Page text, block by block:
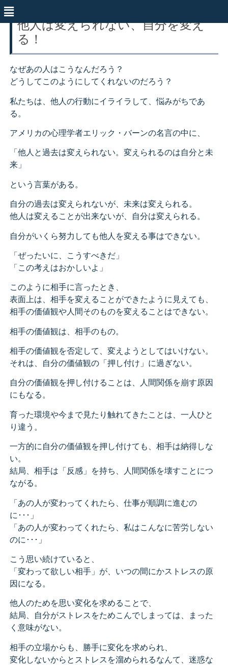
他人は変えられない、自分を変え
る！
なぜあの人はこうなんだろう？
どうしてこのようにしてくれないのだろう？
私たちは、他人の行動にイライラして、悩みがちであ
る。
アメリカの心理学者エリック・バーンの名言の中に、
「他人と過去は変えられない。変えられるのは自分と未
来」
という言葉がある。
自分の過去は変えられないが、未来は変えられる。
他人は変えることが出来ないが、自分は変えられる。
自分がいくら努力しても他人を変える事はできない。
「ぜったいに、こうすべきだ」
「この考えはおかしいよ」
このように相手に言ったとき、
表面上は、相手を変えることができたように見えても、
相手の価値観や人間そのものを変えることはできない。
相手の価値観は、相手のもの。
相手の価値観を否定して、変えようとしてはいけない。
それは、自分の価値観の「押し付け」に過ぎない。
自分の価値観を押し付けることは、人間関係を崩す原因
にもなる。
育った環境や今まで見たり触れてきたことは、一人ひと
り違う。
一方的に自分の価値観を押し付けても、相手は納得しな
い。
結局、相手は「反感」を持ち、人間関係を壊すことにつ
ながる。
「あの人が変わってくれたら、仕事が順調に進むの
に･･･」
「あの人が変わってくれたら、私はこんなに苦労しない
のに･･･ 」
こう思い続けていると、
「変わって欲しい相手」が、いつの間にかストレスの原
因になる。
他人のためを思い変化を求めることで、
結局、自分がストレスをためこんでしまっては、まった
く意味がない。
相手の立場からも、勝手に変化を求められ、
変化しないからとストレスを溜められるなんて、迷惑な